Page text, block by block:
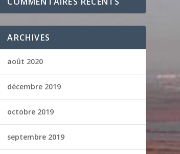
ARCHIVES
août 2020
décembre 2019
octobre 2019
septembre 2019